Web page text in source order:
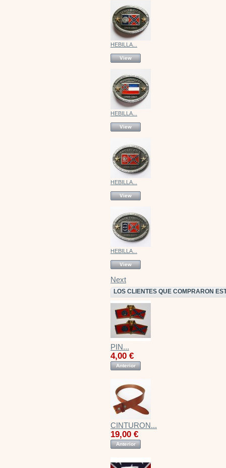
HEBILLA...
View
HEBILLA...
View
HEBILLA...
View
HEBILLA...
View
Next
LOS CLIENTES QUE COMPRARON
PIN...
4,00 €
Anterior
CINTURON...
19,00 €
Anterior